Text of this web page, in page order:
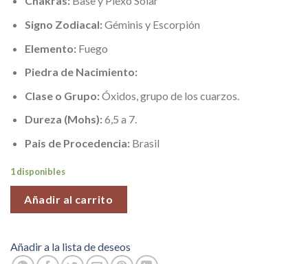
Signo Zodiacal:Géminis y Escorpión
Elemento:Fuego
Piedra de Nacimiento:
Clase o Grupo:Óxidos, grupo de los cuarzos.
Dureza (Mohs):6,5 a 7.
Pais de Procedencia:Brasil
1 disponibles
Añadir al carrito
Añadir a la lista de deseos